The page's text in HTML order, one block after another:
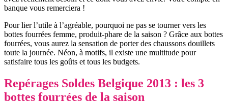
banque vous remerciera !
Pour lier l’utile à l’agréable, pourquoi ne pas se tourner vers les
bottes fourrées femme, produit-phare de la saison ? Grâce aux bottes
fourrées, vous aurez la sensation de porter des chaussons douillets
toute la journée. Néon, à motifs, il existe une multitude pour
satisfaire tous les goûts et tous les budgets.
Repérages Soldes Belgique 2013 : les 3
bottes fourrées de la saison